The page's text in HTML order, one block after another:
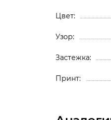
Цвет
Узор
Застежка
Принт